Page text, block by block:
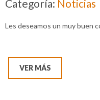
Categoría: Noticias
Les deseamos un muy buen
VER MÁS